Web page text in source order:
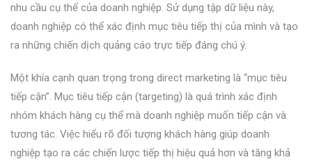
nhu cầu cụ thể của doanh nghiệp. Sử dụng tập dữ liệu này,
doanh nghiệp có thể xác định mục tiêu tiếp thị của mình và tạo
ra những chiến dịch quảng cáo trực tiếp đáng chú ý.
Một khía cạnh quan trọng trong direct marketing là “mục tiêu
tiếp cận”. Mục tiêu tiếp cận (targeting) là quá trình xác định
nhóm khách hàng cụ thể mà doanh nghiệp muốn tiếp cận và
tương tác. Việc hiểu rõ đối tượng khách hàng giúp doanh
nghiệp tạo ra các chiến lược tiếp thị hiệu quả hơn và tăng khả